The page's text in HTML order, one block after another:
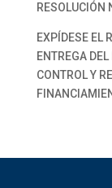
EXPÍDESE EL
ENTREGA
CONTROL Y